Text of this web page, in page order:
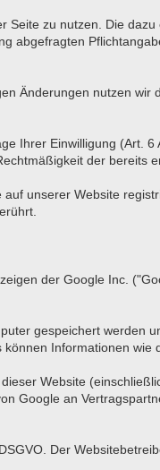
zu nutzen. Die
abgefragten
Änderungen nutzen
Ihrer Einwilligung (Art.
der bereits
unserer Website
der Google Inc.
gespeichert
Informationen
Website
Google an
Der